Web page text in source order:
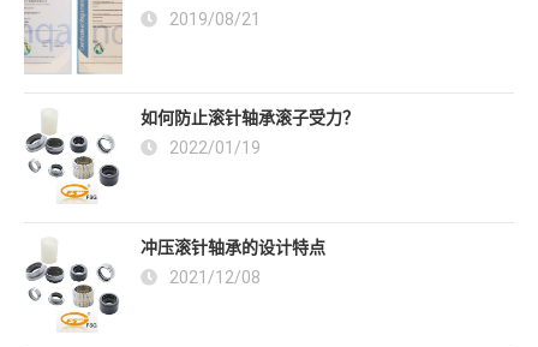
2019/08/21
如何防止滚针轴承滚子受力？
2022/01/19
冲压滚针轴承的设计特点
2021/12/08